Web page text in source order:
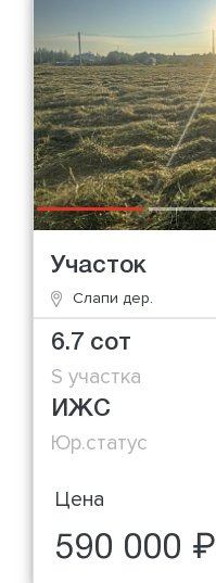
Участок
Слапи дер.
6.7 сот
S участка
ИЖС
Юр.статус
Цена
590 000 ₽